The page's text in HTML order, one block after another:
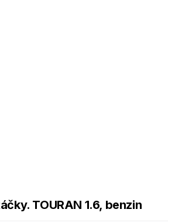
TOURAN 1.6, benzin